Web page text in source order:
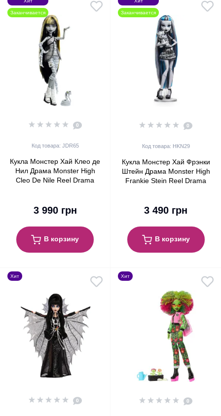
Заканчивается
0
Код товара: JDR65
Кукла Монстер Хай Клео де
Нил Драма Monster High
Cleo De Nile Reel Drama
3 990 грн
В корзину
Заканчивается
0
Код товара: HKN29
Кукла Монстер Хай Фрэнки
Штейн Драма Monster High
Frankie Stein Reel Drama
3 490 грн
В корзину
Хит
0
Хит
0